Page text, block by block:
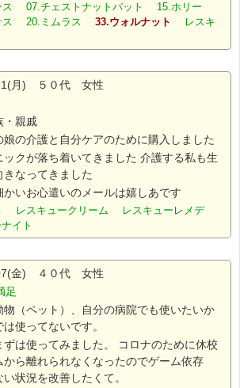
ス 07.チェストナットバット 15.ホリー
ス 20.ミムラス 33.ウォルナット
レスキ
月) ５０代 女性
・親戚
の介護と自分ケアのために購入しました
ックが落ち着いてきました 介護する私も生
きなってきました
かいお心遣いのメールは嬉しあです
レスキュークリーム レスキューレメデ
イト
金) ４０代 女性
足
物（ペット）、自分の病院でも使いたいか
使ってないです。
ずは使ってみました。 コロナのために休校
から離れられなくなったのでゲーム依存
状況を改善したくて。